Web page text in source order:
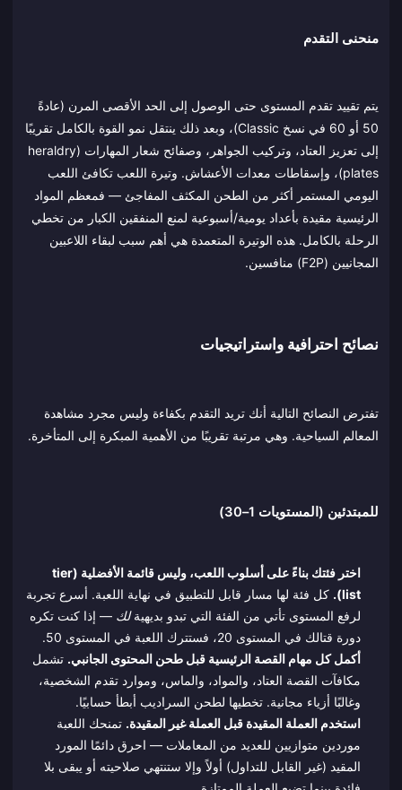
منحنى التقدم
يتم تقييد تقدم المستوى حتى الوصول إلى الحد الأقصى المرن (عادةً
50 أو 60 في نسخ Classic)، وبعد ذلك ينتقل نمو القوة بالكامل تقريبًا
إلى تعزيز العتاد، وتركيب الجواهر، وصفائح شعار المهارات (heraldry
plates)، وإسقاطات معدات الأعشاش. وتيرة اللعب تكافئ اللعب
اليومي المستمر أكثر من الطحن المكثف المفاجئ — فمعظم المواد
الرئيسية مقيدة بأعداد يومية/أسبوعية لمنع المنفقين الكبار من تخطي
الرحلة بالكامل. هذه الوتيرة المتعمدة هي أهم سبب لبقاء اللاعبين
المجانيين (F2P) منافسين.
نصائح احترافية واستراتيجيات
تفترض النصائح التالية أنك تريد التقدم بكفاءة وليس مجرد مشاهدة
المعالم السياحية. وهي مرتبة تقريبًا من الأهمية المبكرة إلى المتأخرة.
للمبتدئين (المستويات 1–30)
اختر فئتك بناءً على أسلوب اللعب، وليس قائمة الأفضلية (tier
list).
كل فئة لها مسار قابل للتطبيق في نهاية اللعبة. أسرع تجربة
لرفع المستوى تأتي من الفئة التي تبدو بديهيةلك — إذا كنت تكره
دورة قتالك في المستوى 20، فستترك اللعبة في المستوى 50.
أكمل كل مهام القصة الرئيسية قبل طحن المحتوى الجانبي. تشمل
مكافآت القصة العتاد، والمواد، والماس، وموارد تقدم الشخصية،
وغالبًا أزياء مجانية. تخطيها لطحن السراديب أبطأ حسابيًا.
استخدم العملة المقيدة قبل العملة غير المقيدة. تمنحك اللعبة
موردين متوازيين للعديد من المعاملات — احرق دائمًا المورد
المقيد (غير القابل للتداول) أولاً وإلا ستنتهي صلاحيته أو يبقى بلا